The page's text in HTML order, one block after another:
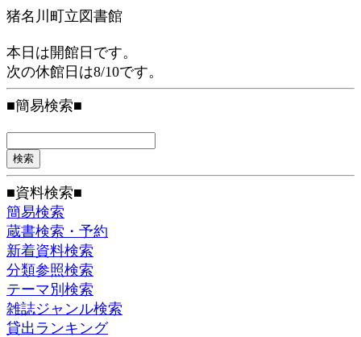
猪名川町立図書館
本日は開館日です。
次の休館日は8/10です。
■簡易検索■
■資料検索■
簡易検索
蔵書検索・予約
新着資料検索
分類参照検索
テーマ別検索
雑誌ジャンル検索
貸出ランキング